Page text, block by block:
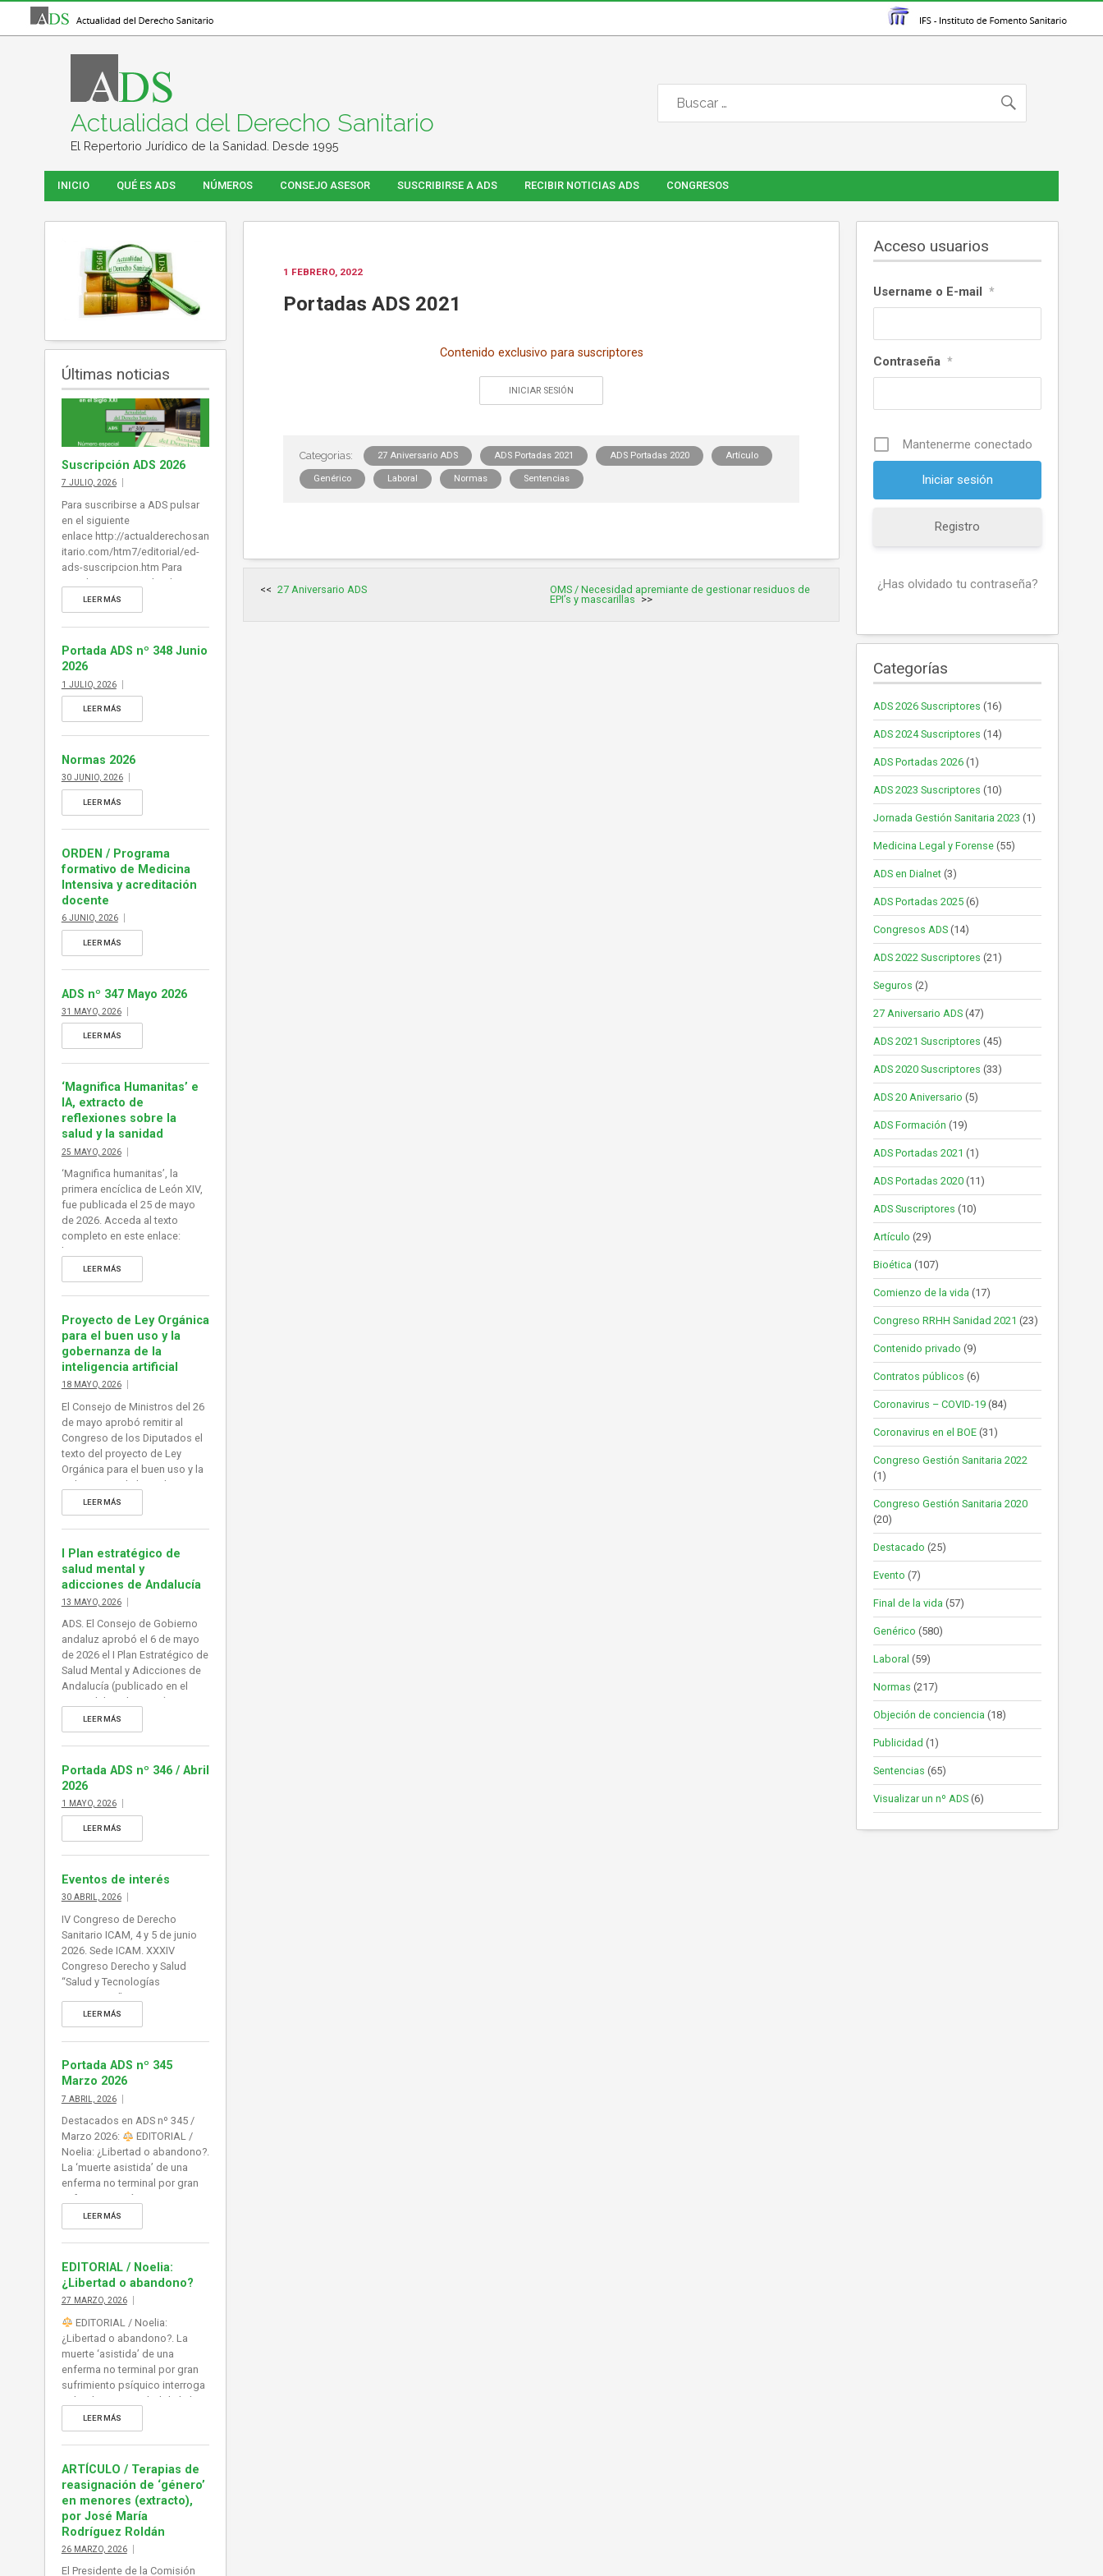
Actualidad del Derecho Sanitario
El Repertorio Jurídico de la Sanidad. Desde 1995
INICIO QUÉ ES ADS NÚMEROS CONSEJO ASESOR SUSCRIBIRSE A ADS RECIBIR NOTICIAS ADS CONGRESOS
Últimas noticias
Suscripción ADS 2026
7 JULIO, 2026
Para suscribirse a ADS pulsar
en el siguiente
enlace http://actualderechosan
itario.com/htm7/editorial/ed-
ads-suscripcion.htm Para
visualizar un ejemplar de ADS
(si desea desplegar índice de
contenidos al margen del E-
Book puede habilitarlo en
Explorer y en Chrome en la
barra de herramientas superior.
cada noticia desde la portada
pulsando en el titular): pulse en
este enlace para visualizar un
ejemplar de ADS […]
LEER MÁS
Portada ADS nº 348 Junio
2026
1 JULIO, 2026
LEER MÁS
Normas 2026
30 JUNIO, 2026
LEER MÁS
ORDEN / Programa
formativo de Medicina
Intensiva y acreditación
docente
6 JUNIO, 2026
LEER MÁS
ADS nº 347 Mayo 2026
31 MAYO, 2026
LEER MÁS
‘Magnifica Humanitas’ e
IA, extracto de
reflexiones sobre la
salud y la sanidad
25 MAYO, 2026
‘Magnifica humanitas’, la
primera encíclica de León XIV,
fue publicada el 25 de mayo
de 2026. Acceda al texto
completo en este enlace:
https://www.vatican.va/content
/leo-
xiv/es/encyclicals/documents/
20260515-magnifica-
humanitas.html
LEER MÁS
Proyecto de Ley Orgánica
para el buen uso y la
gobernanza de la
inteligencia artificial
18 MAYO, 2026
El Consejo de Ministros del 26
de mayo aprobó remitir al
Congreso de los Diputados el
texto del proyecto de Ley
Orgánica para el buen uso y la
gobernanza de la inteligencia
artificial, norma que adaptaría
al ordenamiento jurídico
español el Reglamento
europeo de Inteligencia
Artificial (RIA), en vigor desde
agosto de 2024. De esta forma
LEER MÁS
I Plan estratégico de
salud mental y
adicciones de Andalucía
13 MAYO, 2026
ADS. El Consejo de Gobierno
andaluz aprobó el 6 de mayo
de 2026 el I Plan Estratégico de
Salud Mental y Adicciones de
Andalucía (publicado en el
BOJA del 13 de mayo).
Constituye el principal
instrumento para coordinar,
ejecutar y evaluar las
actuaciones de promoción,
prevención y atención integral
adicciones a sustancias y
comportamientos. Información
ampliada […]
LEER MÁS
Portada ADS nº 346 / Abril
2026
1 MAYO, 2026
LEER MÁS
Eventos de interés
30 ABRIL, 2026
IV Congreso de Derecho
Sanitario ICAM, 4 y 5 de junio
2026. Sede ICAM. XXXIV
Congreso Derecho y Salud
“Salud y Tecnologías
Emergentes”, 27-29.05.26,
Santander. Asociación Juristas
de la Salud. Foro de Derecho
Sanitario del Hospital
Universitario La Paz. ‘Actuación
forense y hospitalaria.
Madrid, 28 de mayo de 2026.
ICAM. Sección Derecho
Farmacéutico. ‘Productos
Sanitarios: Regulación,
Novedades […]
LEER MÁS
Portada ADS nº 345
Marzo 2026
7 ABRIL, 2026
Destacados en ADS nº 345 /
Marzo 2026:
EDITORIAL /
Noelia: ¿Libertad o abandono?.
La ‘muerte asistida’ de una
enferma no terminal por gran
sufrimiento psíquico interroga
sobre la oportunidad de la ley
de eutanasia y su aplicación,
abierta, a vulnerables y
personas con capacidad de
decisión muy limitada por su
propia patología (psíquica,
física). Mientras tanto, la
atención […]
LEER MÁS
EDITORIAL / Noelia:
¿Libertad o abandono?
27 MARZO, 2026
EDITORIAL / Noelia:
¿Libertad o abandono?. La
muerte ‘asistida’ de una
enferma no terminal por gran
sufrimiento psíquico interroga
sobre la oportunidad de la ley
de eutanasia y su aplicación,
abierta, a vulnerables y
personas con capacidad de
decisión muy limitada por su
propia patología (psíquica,
física). Mientras tanto, la
atención paliativa sigue sin
recursos, y sin visos de […]
LEER MÁS
ARTÍCULO / Terapias de
reasignación de ‘género’
en menores (extracto),
por José María
Rodríguez Roldán
26 MARZO, 2026
El Presidente de la Comisión
1 FEBRERO, 2022
Portadas ADS 2021
Contenido exclusivo para suscriptores
INICIAR SESIÓN
27 Aniversario ADS ADS Portadas 2021 ADS Portadas 2020 Artículo
Genérico Laboral Normas Sentencias
de
27 Aniversario ADS
OMS / Necesidad apremiante de gestionar residuos de
EPI’s y mascarillas
Acceso usuarios
Username o E-mail *
Contraseña *
Mantenerme conectado
Registro
¿Has olvidado tu contraseña?
Categorías
ADS 2026 Suscriptores (16)
ADS 2024 Suscriptores (14)
ADS Portadas 2026(1)
ADS 2023 Suscriptores (10)
Jornada Gestión Sanitaria 2023 (1)
Medicina Legal y Forense(55)
ADS en Dialnet(3)
ADS Portadas 2025(6)
Congresos ADS(14)
ADS 2022 Suscriptores (21)
Seguros (2)
27 Aniversario ADS(47)
ADS 2021 Suscriptores (45)
ADS 2020 Suscriptores (33)
ADS 20 Aniversario (5)
ADS Formación (19)
ADS Portadas 2021 (1)
ADS Portadas 2020(11)
ADS Suscriptores (10)
Artículo (29)
Bioética (107)
Comienzo de la vida (17)
Congreso RRHH Sanidad 2021 (23)
Contenido privado (9)
Contratos públicos (6)
Coronavirus – COVID-19(84)
Coronavirus en el BOE(31)
Congreso Gestión Sanitaria 2022
(1)
Congreso Gestión Sanitaria 2020
(20)
Destacado (25)
Evento (7)
Final de la vida (57)
Genérico (580)
Laboral (59)
Normas (217)
Objeción de conciencia (18)
Publicidad (1)
Sentencias (65)
Visualizar un nº ADS(6)